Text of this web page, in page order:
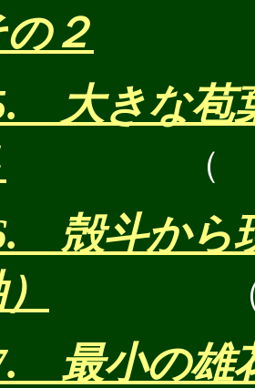
の２
大きな
（
殻斗から
最小の雄